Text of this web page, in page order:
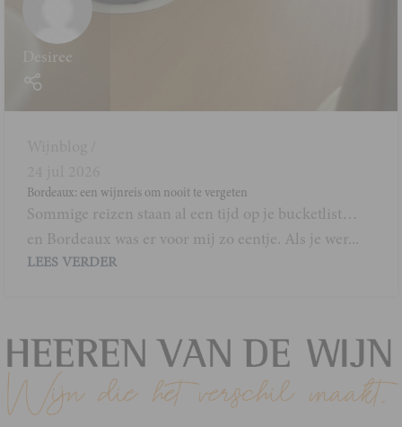
Desiree
Bordeaux: een wijnreis om nooit te vergeten
Sommige reizen staan al een tijd op je bucketlist…
en Bordeaux was er voor mij zo eentje. Als je wer...
LEES VERDER